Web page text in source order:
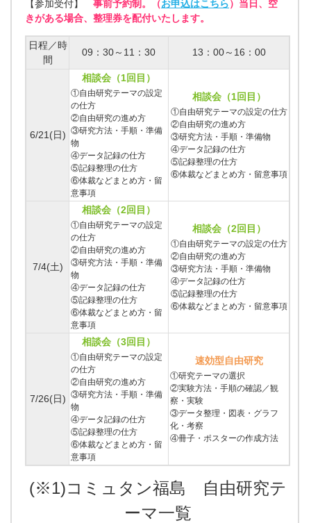
【参加受付】 事前予約制。（お申込はこちら）当日、空
きがある場合、整理券を配付いたします。
日程／時
間
09：30～11：30 13：00～16：00
6/21(日)
相談会（1回目）
①自由研究テーマの設定
の仕方
②自由研究の進め方
③研究方法・手順・準備
物
④データ記録の仕方
⑤記録整理の仕方
⑥体裁などまとめ方・留
意事項
相談会（1回目）
①自由研究テーマの設定の仕方
②自由研究の進め方
③研究方法・手順・準備物
④データ記録の仕方
⑤記録整理の仕方
⑥体裁などまとめ方・留意事項
7/4(土)
相談会（2回目）
①自由研究テーマの設定
の仕方
②自由研究の進め方
③研究方法・手順・準備
物
④データ記録の仕方
⑤記録整理の仕方
⑥体裁などまとめ方・留
意事項
相談会（2回目）
①自由研究テーマの設定の仕方
②自由研究の進め方
③研究方法・手順・準備物
④データ記録の仕方
⑤記録整理の仕方
⑥体裁などまとめ方・留意事項
7/26(日)
相談会（3回目）
①自由研究テーマの設定
の仕方
②自由研究の進め方
③研究方法・手順・準備
物
④データ記録の仕方
⑤記録整理の仕方
⑥体裁などまとめ方・留
意事項
速効型自由研究
①研究テーマの選択
②実験方法・手順の確認／観
察・実験
③データ整理・図表・グラフ
化・考察
④冊子・ポスターの作成方法
(※1)コミュタン福島 自由研究テ
ーマ一覧